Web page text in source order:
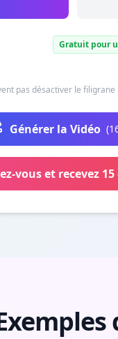
Gratuit pour
pas désactiver le filigrane
Générer la Vidéo (
vous et recevez